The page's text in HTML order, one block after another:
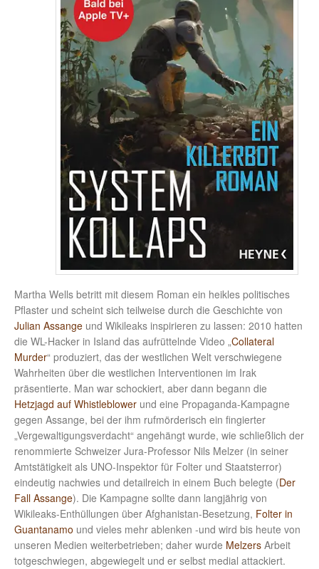
Martha Wells betritt mit diesem Roman ein heikles politisches
Pflaster und scheint sich teilweise durch die Geschichte von
Julian Assange und Wikileaks inspirieren zu lassen: 2010 hatten
die WL-Hacker in Island das aufrüttelnde Video „Collateral
Murder“ produziert, das der westlichen Welt verschwiegene
Wahrheiten über die westlichen Interventionen im Irak
präsentierte. Man war schockiert, aber dann begann die
Hetzjagd auf Whistleblower und eine Propaganda-Kampagne
gegen Assange, bei der ihm rufmörderisch ein fingierter
„Vergewaltigungsverdacht“ angehängt wurde, wie schließlich der
renommierte Schweizer Jura-Professor Nils Melzer (in seiner
Amtstätigkeit als UNO-Inspektor für Folter und Staatsterror)
eindeutig nachwies und detailreich in einem Buch belegte (Der
Fall Assange). Die Kampagne sollte dann langjährig von
Wikileaks-Enthüllungen über Afghanistan-Besetzung, Folter in
Guantanamo und vieles mehr ablenken -und wird bis heute von
unseren Medien weiterbetrieben; daher wurde Melzers Arbeit
totgeschwiegen, abgewiegelt und er selbst medial attackiert.